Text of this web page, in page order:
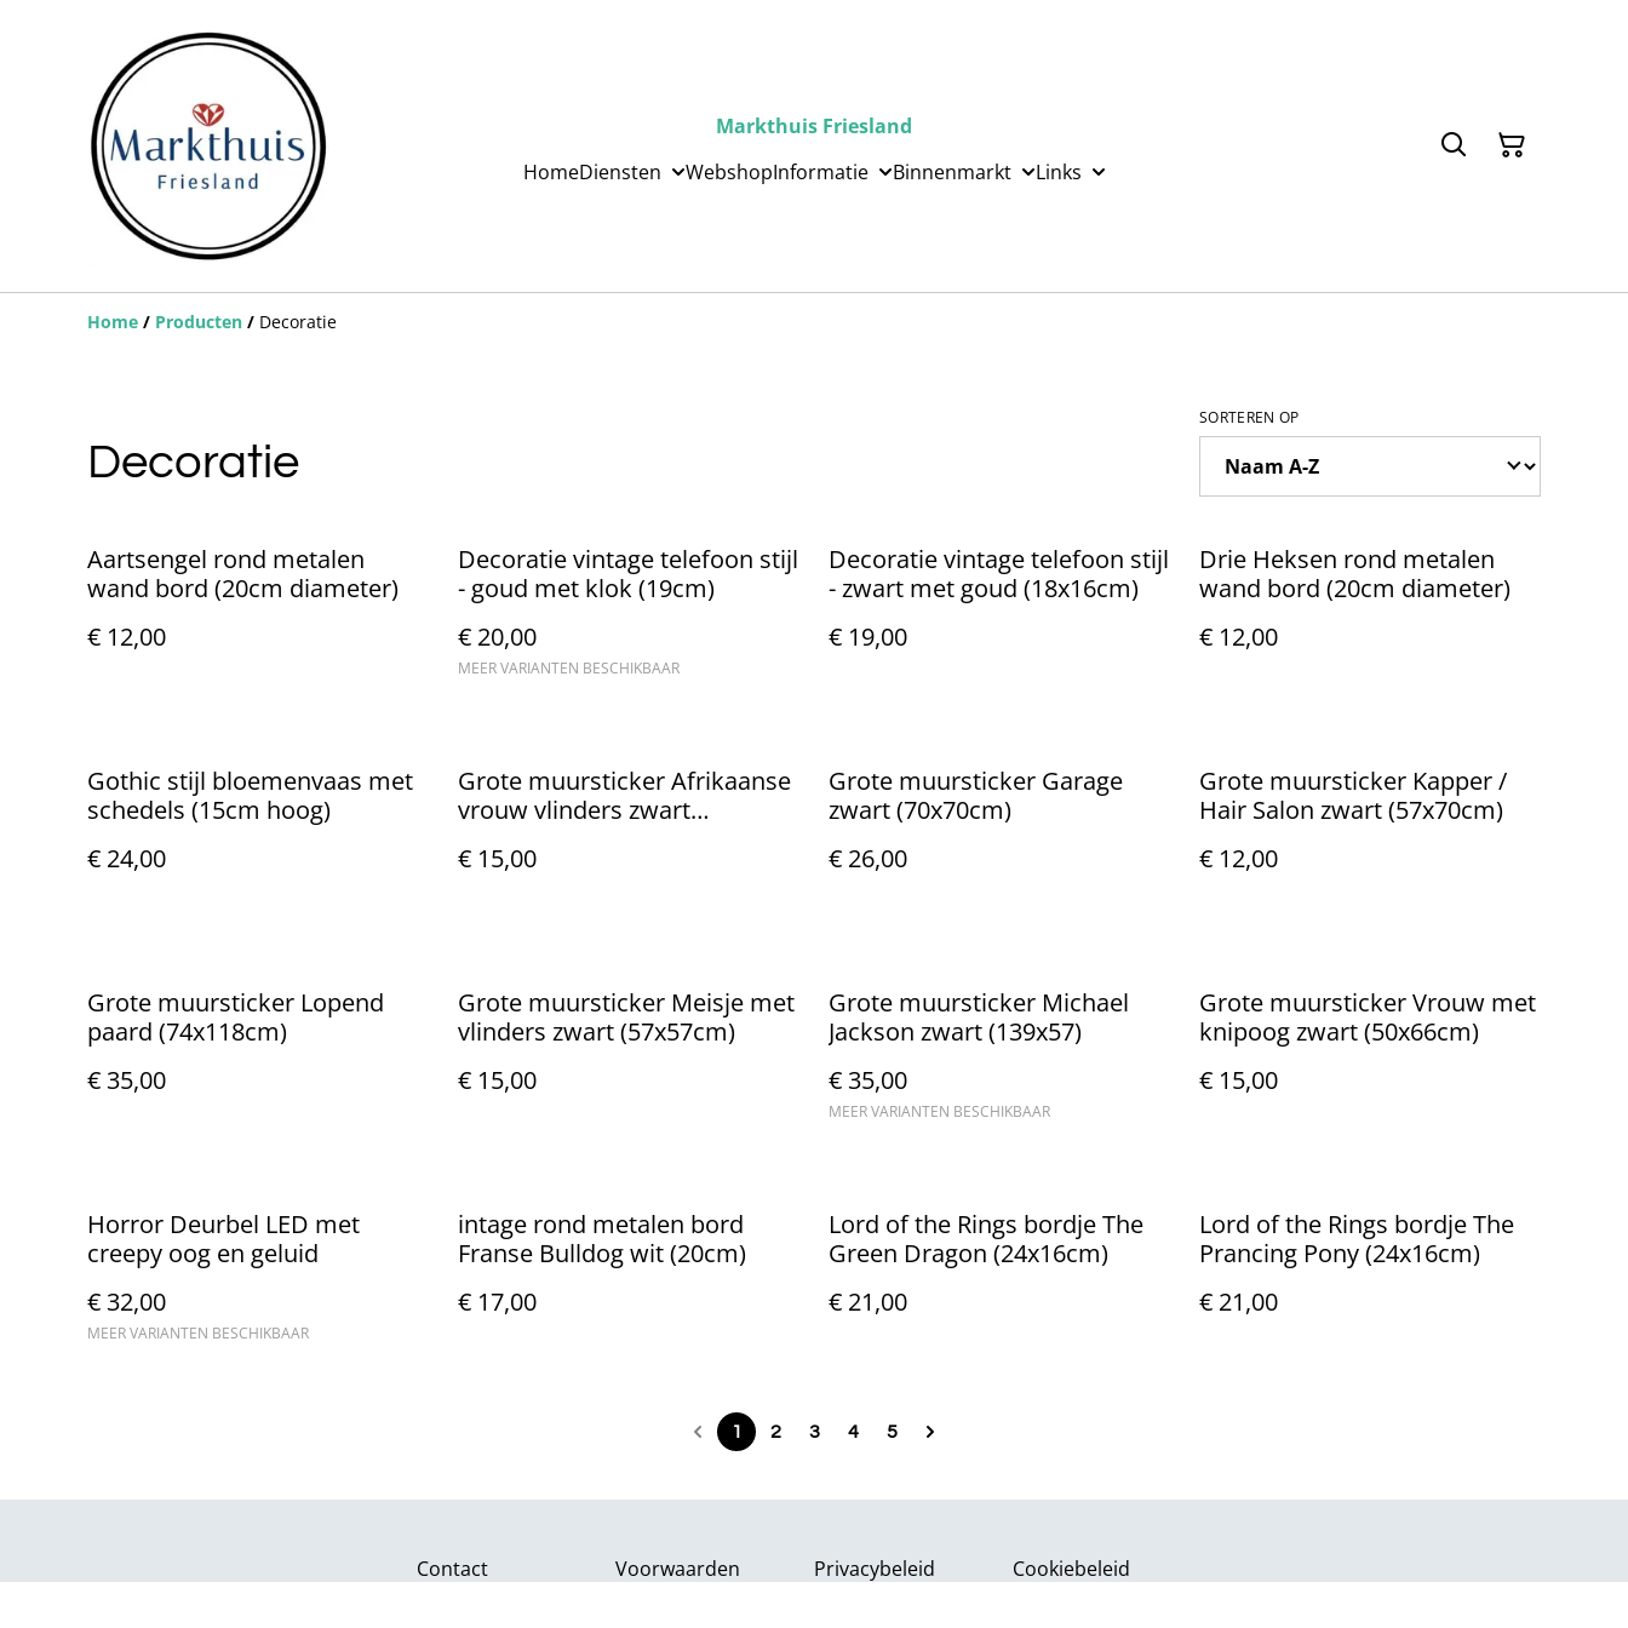
Markthuis Friesland
HomeDiensten WebshopInformatie Binnenmarkt Links
Home / Producten / Decoratie
Decoratie
SORTEREN OP
Aartsengel rond metalen
wand bord (20cm diameter)
€ 12,00
Decoratie vintage telefoon stijl
- goud met klok (19cm)
€ 20,00
MEER VARIANTEN BESCHIKBAAR
Decoratie vintage telefoon stijl
- zwart met goud (18x16cm)
€ 19,00
Drie Heksen rond metalen
wand bord (20cm diameter)
€ 12,00
Gothic stijl bloemenvaas met
schedels (15cm hoog)
€ 24,00
Grote muursticker Afrikaanse
vrouw vlinders zwart
€ 15,00
Grote muursticker Garage
zwart (70x70cm)
€ 26,00
Grote muursticker Kapper /
Hair Salon zwart (57x70cm)
€ 12,00
Grote muursticker Lopend
paard (74x118cm)
€ 35,00
Grote muursticker Meisje met
vlinders zwart (57x57cm)
€ 15,00
Grote muursticker Michael
Jackson zwart (139x57)
€ 35,00
MEER VARIANTEN BESCHIKBAAR
Grote muursticker Vrouw met
knipoog zwart (50x66cm)
€ 15,00
Horror Deurbel LED met
creepy oog en geluid
€ 32,00
MEER VARIANTEN BESCHIKBAAR
intage rond metalen bord
Franse Bulldog wit (20cm)
€ 17,00
Lord of the Rings bordje The
Green Dragon (24x16cm)
€ 21,00
Lord of the Rings bordje The
Prancing Pony (24x16cm)
€ 21,00
1 2 3 4 5
Contact Voorwaarden Privacybeleid Cookiebeleid